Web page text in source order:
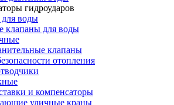
гидроударов
воды
клапаны для воды
клапаны
отопления
и компенсаторы
уличные краны